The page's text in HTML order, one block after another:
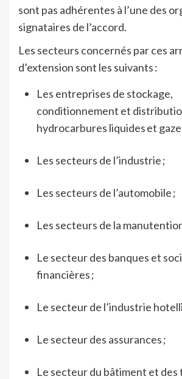
sont pas adhérentes à l’une des
signataires de l’accord.
Les secteurs concernés par ces
d’extension sont les suivants :
Les entreprises de stockage,
conditionnement et
hydrocarbures liquides et
Les secteurs de l’industrie ;
Les secteurs de l’automobile ;
Les secteurs de la
Le secteur des banques et
financières ;
Le secteur de l’industrie
Le secteur des assurances ;
Le secteur du bâtiment et des